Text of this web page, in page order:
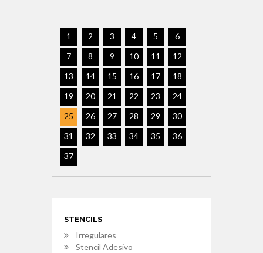
1 2 3 4 5
6
7
8 9 10 11
12
13
14 15 16 17
18
19
20 21 22 23
24
25
26 27 28 29
30
31
32 33 34 35
36
37
STENCILS
Irregulares
Stencil Adesivo